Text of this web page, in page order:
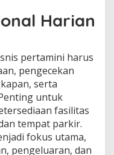
Harian
pertamini harus
pengecekan
serta
untuk
fasilitas
tempat parkir.
fokus utama,
pengeluaran, dan